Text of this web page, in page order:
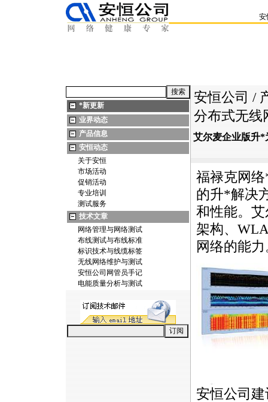
安
*新更新
业界动态
产品信息
安恒动态
关于安恒
市场活动
促销活动
专业培训
测试服务
技术文章
网络管理与网络测试
布线测试与布线标准
标识技术与线缆标签
无线网络维护与测试
安恒公司网管员手记
电能质量分析与测试
安恒公司 /
分布式无线
艾尔麦企业版升*
福禄克网络
的升*解决
和性能。
架构、
网络的能
安恒公司